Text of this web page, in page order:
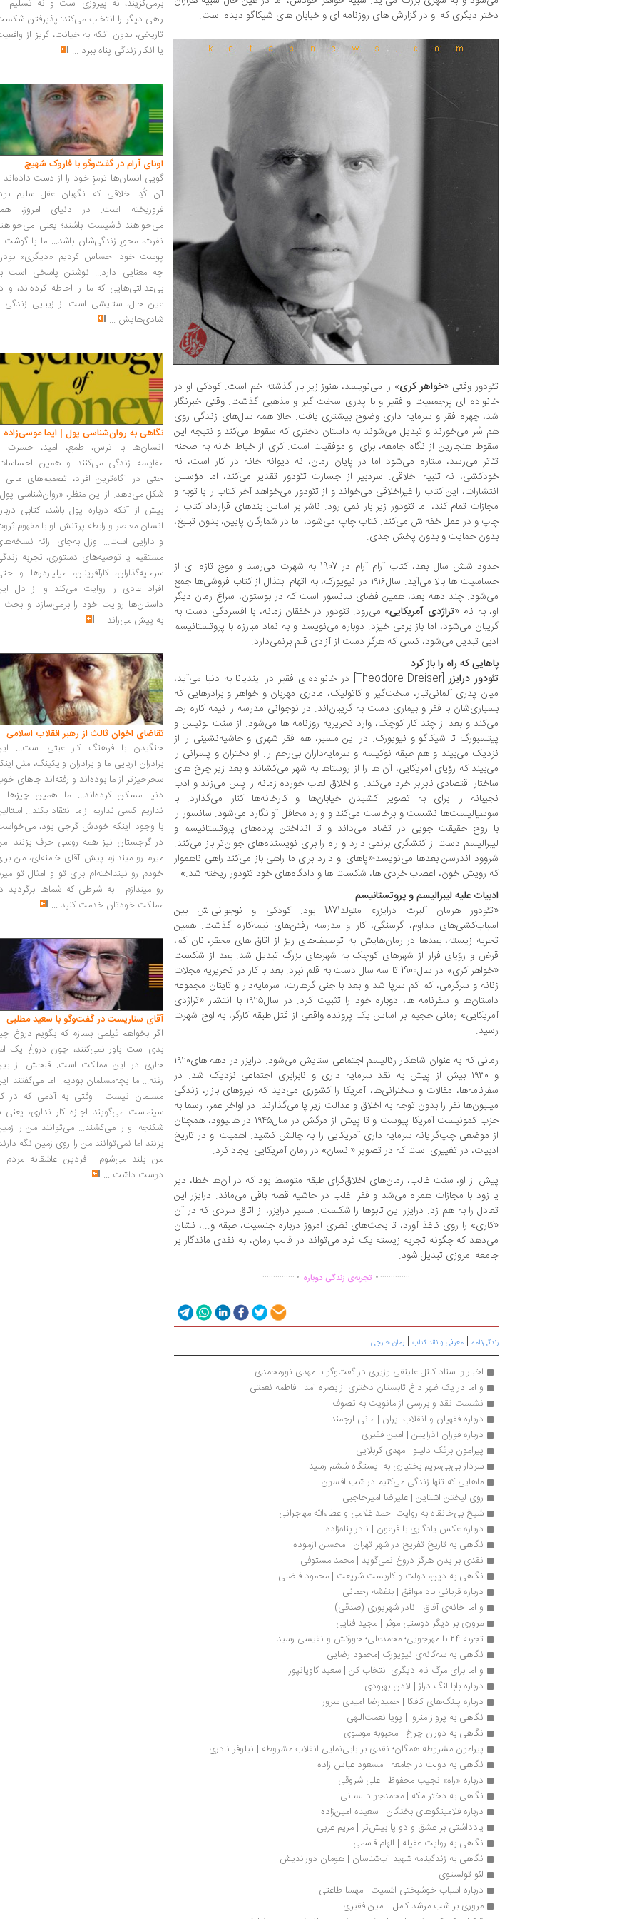
دختر دیگری که او در گزارش های روزنامه ای و خیابان های شیکاگو دیده است.
تئودور وقتی «خواهر کری» را می‌نویسد، هنوز زیر بار گذشته خم است. کودکی او در
خانواده ای پرجمعیت و فقیر و با پدری سخت گیر و مذهبی گذشت. وقتی خبرنگار
شد، چهره فقر و سرمایه داری وضوح بیشتری یافت. حالا همه سال‌های زندگی روی
هم سُر می‌‌خورند و تبدیل می‌شوند به داستان دختری که سقوط می‌کند و نتیجه این
سقوط هنجارین از نگاه جامعه، برای او موفقیت است. کری از خیاط خانه به صحنه
تئاتر می‌رسد، ستاره می‌شود اما در پایان رمان، نه دیوانه خانه در کار است، نه
خودکشی، نه تنبیه اخلاقی. سردبیر از جسارت تئودور تقدیر می‌کند، اما مؤسس
انتشارات، این کتاب را غیراخلاقی می‌خواند و از تئودور می‌خواهد آخر کتاب را با توبه و
مجازات تمام کند، اما تئودور زیر بار نمی رود. ناشر بر اساس بندهای قرارداد کتاب را
چاپ و در عمل خفه‌اش می‌کند. کتاب چاپ می‌شود، اما در شمارگان پایین، بدون تبلیغ،
بدون حمایت و بدون پخش جدی.
حدود شش سال بعد، کتاب آرام آرام در 1907 به شهرت می‌رسد و موج تازه ای از
حساسیت ها بالا می‌آید. سال۱۹۱۶ در نیویورک، به اتهام ابتذال از کتاب فروشی‌ها جمع
می‌شود. چند دهه بعد، همین فضای سانسور است که در بوستون، سراغ رمان دیگر
او، به نام «تراژدی آمریکایی» می‌رود. تئودور در خفقان زمانه، با افسردگی دست به
گریبان می‌شود، اما باز برمی خیزد. دوباره می‌نویسد و به نماد مبارزه با پروتستانیسم
ادبی تبدیل می‌شود، کسی که هرگز دست از آزادی قلم برنمی‌دارد.
پاهایی که راه را باز کرد
تئودور درایزر
[Theodore Dreiser] در خانواده‌ای فقیر در ایندیانا به دنیا می‌آید،
میان پدری آلمانی‌تبار، سخت‌گیر و کاتولیک، مادری مهربان و خواهر و برادرهایی که
بسیاری‌شان با فقر و بیماری دست به گریبان‌اند. در نوجوانی مدرسه را نیمه کاره رها
می‌کند و بعد از چند کار کوچک، وارد تحریریه روزنامه ها می‌شود. از سنت لوئیس و
پیتسبورگ تا شیکاگو و نیویورک. در این مسیر، هم فقر شهری و حاشیه‌نشینی را از
نزدیک می‌بیند و هم طبقه نوکیسه و سرمایه‌داران بی‌رحم را. او دختران و پسرانی را
می‌بیند که رؤیای آمریکایی، آن ها را از روستاها به شهر می‌کشاند و بعد زیر چرخ های
ساختار اقتصادی نابرابر خرد می‌کند. او اخلاق لعاب خورده زمانه را پس می‌زند و ادب
نجیبانه را برای به تصویر کشیدن خیابان‌ها و کارخانه‌ها کنار می‌گذارد. با
سوسیالیست‌ها نشست و برخاست می‌کند و وارد محافل آوانگارد می‌شود. سانسور را
با روح حقیقت جویی در تضاد می‌داند و تا انداختن پرده‌های پروتستانیسم و
لیبرالیسم دست از کنشگری برنمی دارد و راه را برای نویسنده‌های جوان‌تر باز می‌کند.
شروود اندرسن بعدها می‌نویسد؛«پاهای او دارد برای ما راهی باز می‌کند راهی ناهموار
که رویش خون، اعصاب خردی ها، شکست ها و دادگاه‌های خود تئودور ریخته شد.»
ادبیات علیه لیبرالیسم و پروتستانیسم
«تئودور هرمان آلبرت درایزر» متولد1871 بود. کودکی و نوجوانی‌اش بین
اسباب‌کشی‌های مداوم، گرسنگی، کار و مدرسه رفتن‌های نیمه‌کاره گذشت. همین
تجربه زیسته، بعدها در رمان‌هایش به توصیف‌های ریز از اتاق های محقر، نان کم،
قرض و رؤیای فرار از شهرهای کوچک به شهرهای بزرگ تبدیل شد. بعد از شکست
«خواهر کری» در سال1900 تا سه سال دست به قلم نبرد. بعد با کار در تحریریه مجلات
زنانه و سرگرمی، کم کم سرپا شد و بعد با جنی گرهارت، سرمایه‌دار و تایتان مجموعه
داستان‌ها و سفرنامه ها، دوباره خود را تثبیت کرد. در سال۱۹۲۵ با انتشار «تراژدی
آمریکایی» رمانی حجیم بر اساس یک پرونده واقعی از قتل طبقه کارگر، به اوج شهرت
رسید.
رمانی که به عنوان شاهکار رئالیسم اجتماعی ستایش می‌شود. درایزر در دهه های۱۹۲۰
و ۱۹۳۰ بیش از پیش به نقد سرمایه داری و نابرابری اجتماعی نزدیک شد. در
سفرنامه‌ها، مقالات و سخنرانی‌ها، آمریکا را کشوری می‌دید که نیروهای بازار، زندگی
میلیون‌ها نفر را بدون توجه به اخلاق و عدالت زیر پا می‌گذارند. در اواخر عمر، رسما به
حزب کمونیست آمریکا پیوست و تا پیش از مرگش در سال۱۹۴۵ در هالیوود، همچنان
از موضعی چپ‌گرایانه سرمایه داری آمریکایی را به چالش کشید. اهمیت او در تاریخ
ادبیات، در تغییری است که در تصویر «انسان» در رمان آمریکایی ایجاد کرد.
پیش از او، سنت غالب، رمان‌های اخلاق‌گرای طبقه متوسط بود که در آن‌ها خطا، دیر
یا زود با مجازات همراه می‌شد و فقر اغلب در حاشیه قصه باقی می‌ماند. درایزر این
تعادل را به هم زد. درایزر این تابوها را شکست. مسیر درایزر، از اتاق سردی که در آن
«کاری» را روی کاغذ آورد، تا بحث‌های نظری امروز درباره جنسیت، طبقه و...، نشان
می‌دهد که چگونه تجربه زیسته یک فرد می‌تواند در قالب رمان، به نقدی ماندگار بر
جامعه امروزی تبدیل شود.
............... . تجربه‌ی زندگی دوباره . ..............
زندگی‌نامه | معرفی و نقد کتاب | رمان خارجی |
اخبار و اسناد کلنل علینقی وزیری در گفت‌وگو با مهدی نورمحمدی
و اما در یک ظهر داغ تابستان دختری از بصره آمد | فاطمه نعمتی
نشست نقد و بررسی از مانویت به تصوف
درباره فقهیان و انقلاب ایران | مانی ارجمند
درباره فوران آذرآیین | امین فقیری
پیرامون برفک دلیلو | مهدی کربلایی
سردار بی‌بی‌مریم بختیاری به ایستگاه ششم رسید
ماهایی که تنها زندگی می‌کنیم در شب افسون
روی لیختن اشتاین | علیرضا امیرحاجبی
شیخ بی‌خانقاه به روایت احمد غلامی و عطاءالله مهاجرانی
درباره عکس یادگاری با فرعون | نادر پناه‌زاده
نگاهی به تاریخ تفریح در شهر تهران | محسن آزموده
نقدی بر بدن هرگز دروغ نمی‌گوید | محمد مستوفی
نگاهی به دین، دولت و کاربست شریعت | محمود فاضلی
درباره قربانی باد موافق | بنفشه رحمانی
و اما خانه‌ی آفاق | نادر شهریوری (صدقی)
مروری بر دیگر دوستی موثر | مجید فنایی
تجربه 24 با مهرجویی؛ محمدعلی؛ جورکش و نفیسی رسید
نگاهی به سه‌گانه‌ی نیویورک |محمود رضایی
و اما برای مرگ نام دیگری انتخاب کن | سعید کاویانپور
درباره بابا لنگ دراز | لادن بهبودی
درباره پلنگ‌های کافکا | حمیدرضا امیدی سرور
نگاهی به پرواز منروا | پویا نعمت‌‌اللهی
نگاهی به دوران چرخ | محبوبه موسوی
پیرامون مشروطه همگان؛ نقدی بر بابی‌نمایی انقلاب مشروطه | نیلوفر نادری
نگاهی به دولت در جامعه | مسعود عباس زاده
درباره «راه» نجیب محفوظ | علی شروقی
نگاهی به دختر مکه | محمدجواد لسانی
درباره فلامینگوهای بختگان | سعیده امین‌زاده
یادداشتی بر عشق و دو پا بیش‌تر | مریم عربی
نگاهی به روایت عقیله | الهام قاسمی
نگاهی به زندگینامه شهید آب‌شناسان | هومان دوراندیش
لئو تولستوی
درباره اسباب خوشبختی اشمیت | مهسا طاعتی
مروری بر شب مرشد کامل | امین فقیری
برمی‌گزیند، نه پیروزی است و نه تسلیم.
راهی دیگر را انتخاب می‌کند: پذیرفتن
تاریخی، بدون آنکه به خیانت، گریز از
یا انکار زندگی پناه ببرد ...
اونای آرام در گفت‌وگو با فاروک شهیچ‭
گویی انسان‌ها ترمزِ خود را از دست داده‌اند
آن کُدِ اخلاقی که نگهبان عقل سلیم
فروریخته است. در دنیای امروز،
می‌خواهند فاشیست باشند؛ یعنی
نفرت، محورِ زندگی‌شان باشد... ما با گوشت
پوست خود احساس کردیم «دیگری»
چه معنایی دارد... نوشتن پاسخی است
بی‌عدالتی‌هایی که ما را احاطه کرده‌اند، و
عین حال، ستایشی است از زیبایی زندگی
شادی‌هایش ...
نگاهی به روان‌شناسی پول | ایما موسی‌زاده
انسان‌ها با ترس، طمع، امید، حسرت
مقایسه زندگی می‌کنند و همین
حتی در آگاه‌ترین افراد، تصمیم‌های مالی
شکل می‌دهد. از این منظر، «روان‌شناسی
بیش از آنکه درباره پول باشد، کتابی
انسان معاصر و رابطه پرتنش او با مفهوم
و دارایی است... اوزل به‌جای ارائه
مستقیم یا توصیه‌های دستوری، تجربه
سرمایه‌گذاران، کارآفرینان، میلیاردرها و
افراد عادی را روایت می‌کند و از دل
داستان‌ها روایت خود را برمی‌سازد و بحث
به پیش می‌راند ...
تقاضای اخوان ثالث از رهبر انقلاب اسلامی
جنگیدن با فرهنگ کار عبثی است...
برادران آریایی ما و برادران وایکینگ، مثل
سحرخیزتر از ما بوده‌اند و رفته‌اند جاهای
دنیا مسکن کرده‌اند... ما همین چیزها
نداریم. کسی نداریم از ما انتقاد بکند...
با وجود اینکه خودش گرجی بود،
در گرجستان نیز همه روسی حرف
میرم رو میندازم پیش آقای خامنه‌ای، من
خودم رو نینداخته‌ام برای تو و امثال تو
رو میندازم... به شرطی که شماها برگردید
مملکت خودتان خدمت کنید ...
آقای سناریست در گفت‌وگو با سعید مطلبی
اگر بخواهم فیلمی بسازم که بگویم دروغ
بدی است باور نمی‌کنند، چون دروغ یک
جاری در این مملکت است. قبحش از
رفته... ما بچه‌مسلمان بودیم. اما می‌گفتند
مسلمان نیست... وقتی به آدمی که در
سینماست می‌گویند اجازه کار نداری، یعنی
شکنجه او را می‌کشند... می‌توانند من را
بزنند اما نمی‌توانند من را روی زمین نگه
من بلند می‌شوم... فردین عاشقانه مردم
دوست داشت ...